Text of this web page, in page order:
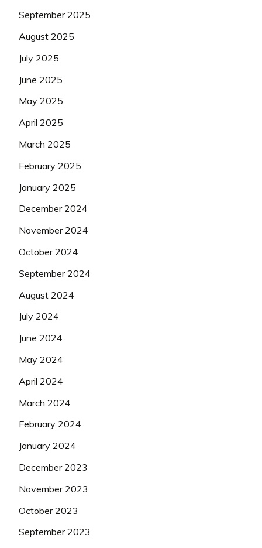
September 2025
August 2025
July 2025
June 2025
May 2025
April 2025
March 2025
February 2025
January 2025
December 2024
November 2024
October 2024
September 2024
August 2024
July 2024
June 2024
May 2024
April 2024
March 2024
February 2024
January 2024
December 2023
November 2023
October 2023
September 2023